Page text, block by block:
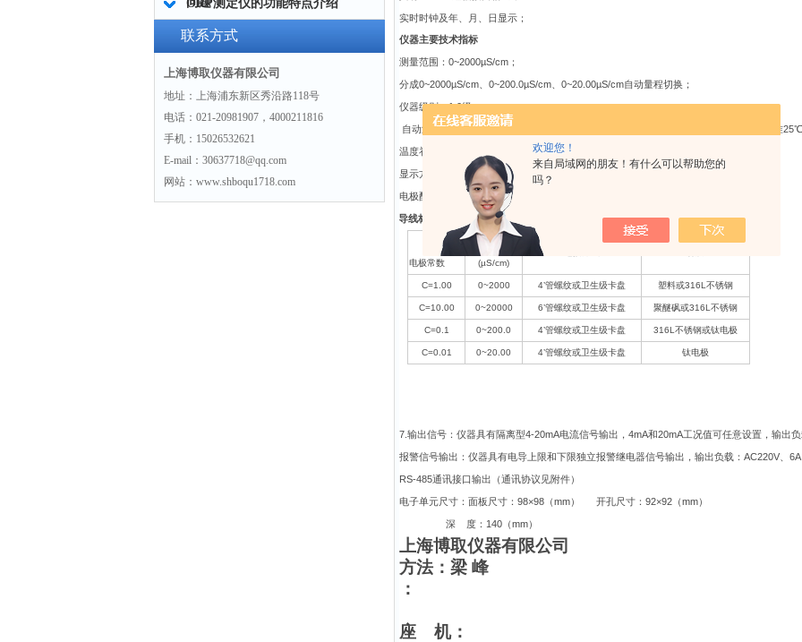
欢迎您！
来自局域网的朋友！有什么可以帮助您的
吗？
ORP测定仪的功能特点介绍
联系方式
上海博取仪器有限公司
地址：上海浦东新区秀沿路118号
电话：021-20981907，4000211816
手机：15026532621
E-mail：30637718@qq.com
网站：www.shboqu1718.com
实时时钟及年、月、日显示；
仪器主要技术指标
测量范围： 0~2000µS/cm ；
分成0~2000µS/cm、 0~200.0µS/cm、 0~20.00µS/cm自动量程切换；
仪器级别：1.0级；
自动温度补偿：仪器具有自动温度补偿功能，补偿范围 （高温），补偿基准25℃
温度补偿系数范围： ℃（可调）；
显示方式：采用 56×38（ mm ）大屏幕点阵式背光液晶显示器；中文菜单式提示操作；
电极配置：本仪器可选配各规格，不同连接方式的电导电极，具体参数见下表；
导线标配长度为 米，仪器标配电极为 。
范围
电极常数
测量范围
(µS/cm)
C=1.00 0~2000 4’管螺纹或卫生级卡盘 塑料或316L 不锈钢
C=10.00 0~20000 6’管螺纹或卫生级卡盘 聚醚砜或316L 不锈钢
C=0.1 0~200.0 4’管螺纹或卫生级卡盘 316L 不锈钢或钛电极
C=0.01 0~20.00 4’管螺纹或卫生级卡盘 钛电极
7. 输出信号：仪器具有隔离型4-20mA电流信号输出， 4mA和20mA工况值可任意设置，输出负
报警信号输出：仪器具有电导上限和下限独立报警继电器信号输出，输出负载： AC220V 6A
RS-485通讯接口输出（通讯协议见附件）
电子单元尺寸：面板尺寸： 98×98 （mm） 开孔尺寸： 92×92 （mm）
深 度： 140（mm）
上海博取仪器有限公司
方法：梁 峰
：
座 机：